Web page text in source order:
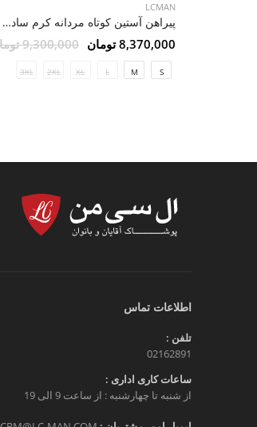
LCMAN
پیراهن آستین کوتاه مردانه کرم ساده ال سی من 2
8,370,000 تومان 9,300,000 تومان
S
M
L
XL
2XL
3XL
اطلاعات تماس
تلفن :
02162891
ساعات کاری اداری :
از شنبه تا چهارشنبه : از ساعت 9 الی 19